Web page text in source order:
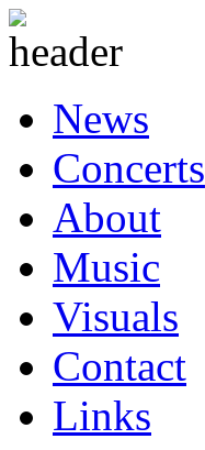
News
Concerts
About
Music
Visuals
Contact
Links